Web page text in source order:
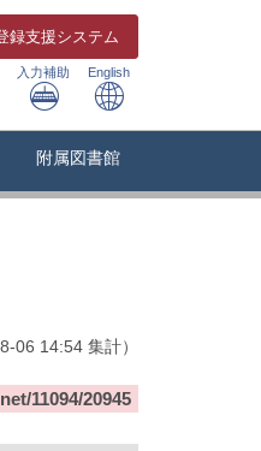
録支援システム
入力補助 English
附属図書館
06 14:54 集計）
11094/20945